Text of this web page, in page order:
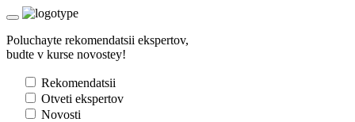
Poluchayte rekomendatsii ekspertov,
budte v kurse novostey!
Rekomendatsii
Otveti ekspertov
Novosti